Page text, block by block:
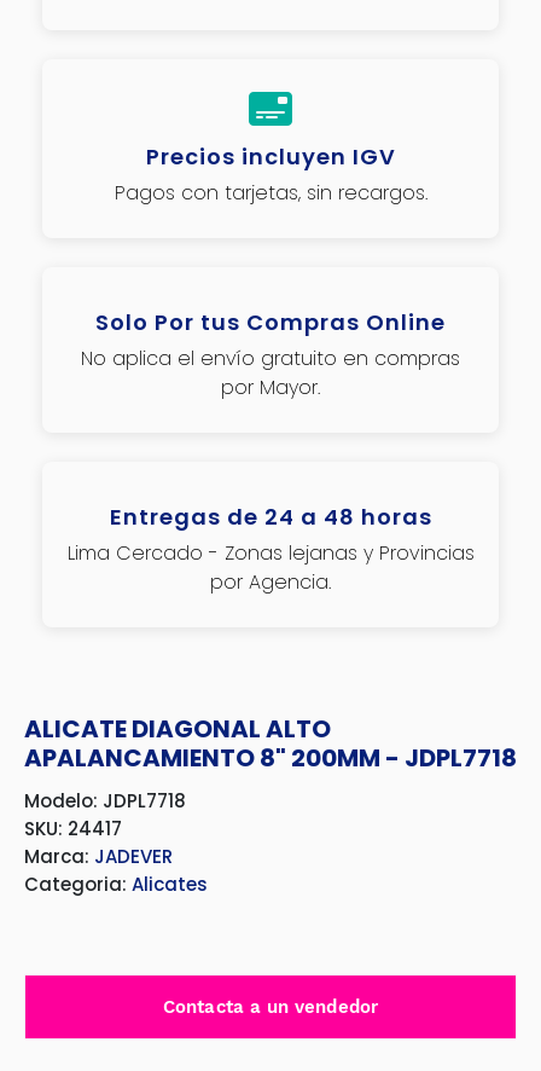
Precios incluyen IGV
Pagos con tarjetas, sin recargos.
Solo Por tus Compras Online
No aplica el envío gratuito en compras
por Mayor.
Entregas de 24 a 48 horas
Lima Cercado - Zonas lejanas y Provincias
por Agencia.
ALICATE DIAGONAL ALTO
APALANCAMIENTO 8" 200MM - JDPL7718
Modelo: JDPL7718
SKU: 24417
Marca: JADEVER
Categoria: Alicates
Contacta a un vendedor